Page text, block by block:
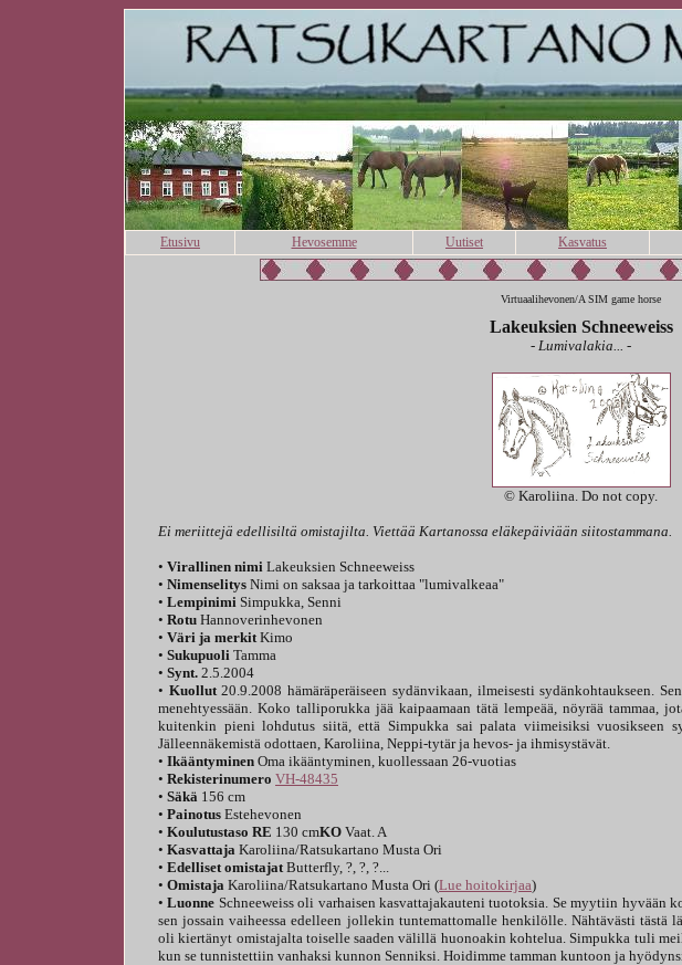
Etusivu Hevosemme Uutiset Kasvatus
Virtuaalihevonen/A SIM game horse
Lakeuksien Schneeweiss
- Lumivalakia... -
© Karoliina. Do not copy.
Ei meriittejä edellisiltä omistajilta. Viettää Kartanossa eläkepäiviään siitostammana.
• Virallinen nimi Lakeuksien Schneeweiss
• Nimenselitys Nimi on saksaa ja tarkoittaa "lumivalkeaa"
• Lempinimi Simpukka, Senni
• Rotu Hannoverinhevonen
• Väri ja merkit Kimo
• Sukupuoli Tamma
• Synt. 2.5.2004
• Kuollut20.9.2008 hämäräperäiseen sydänvikaan, ilmeisesti sydänkohtaukseen.
menehtyessään. Koko talliporukka jää kaipaamaan tätä lempeää, nöyrää tammaa,
kuitenkin pieni lohdutus siitä, että Simpukka sai palata viimeisiksi vuosikseen
Jälleennäkemistä odottaen, Karoliina, Neppi-tytär ja hevos- ja ihmisystävät.
• Ikääntyminen Oma ikääntyminen, kuollessaan 26-vuotias
• Rekisterinumero VH-48435
• Säkä 156 cm
• Painotus Estehevonen
• Koulutustaso RE 130 cmKO Vaat. A
• Kasvattaja Karoliina/Ratsukartano Musta Ori
• Edelliset omistajat Butterfly, ?, ?, ?...
• Omistaja Karoliina/Ratsukartano Musta Ori (Lue hoitokirjaa)
•Luonne Schneeweiss oli varhaisen kasvattajakauteni tuotoksia. Se myytiin hyvään
sen jossain vaiheessa edelleen jollekin tuntemattomalle henkilölle. Nähtävästi
oli kiertänyt omistajalta toiselle saaden välillä huonoakin kohtelua. Simpukka tuli
kun se tunnistettiin vanhaksi kunnon Senniksi. Hoidimme tamman kuntoon ja